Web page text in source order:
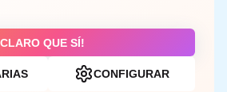
de la Fuente, 8 València
Aviso legal
QUE SÍ!
CONFIGURAR